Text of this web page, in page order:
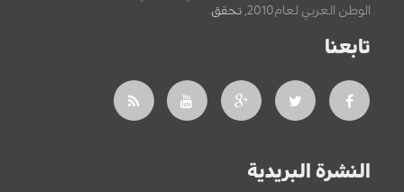
الوطن العربي لعام2010,
تحقق
تابعنا
النشرة البريدية